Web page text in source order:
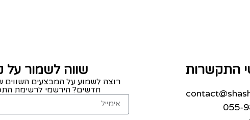
התקשרות שווה לשמור על
רוצה לשמוע על המבצעים השווים
חדשים? הירשמי לרשימת